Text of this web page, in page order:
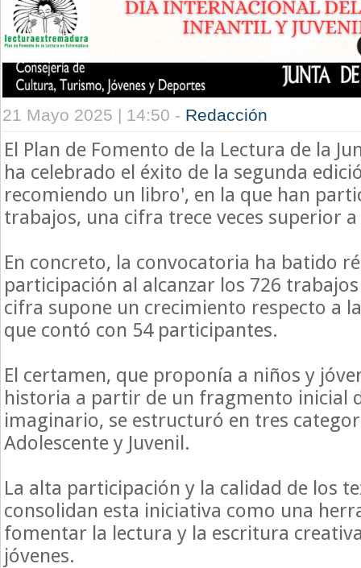
21 Mayo 2025 | 14:50 - Redacción
El Plan de Fomento de la Lectura de la
ha celebrado el éxito de la segunda
recomiendo un libro', en la que han
trabajos, una cifra trece veces superior
En concreto, la convocatoria ha batido
participación al alcanzar los 726
cifra supone un crecimiento respecto a
que contó con 54 participantes.
El certamen, que proponía a niños y
historia a partir de un fragmento inicial
imaginario, se estructuró en tres
Adolescente y Juvenil.
La alta participación y la calidad de los
consolidan esta iniciativa como una
fomentar la lectura y la escritura
jóvenes.